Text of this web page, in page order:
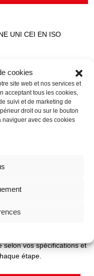
cookies
site web et nos services et
acceptant tous les cookies,
suivi et de marketing de
droit ou sur le bouton
naviguer avec des cookies
UNI CEI EN ISO
selon vos spécifications et
étape.